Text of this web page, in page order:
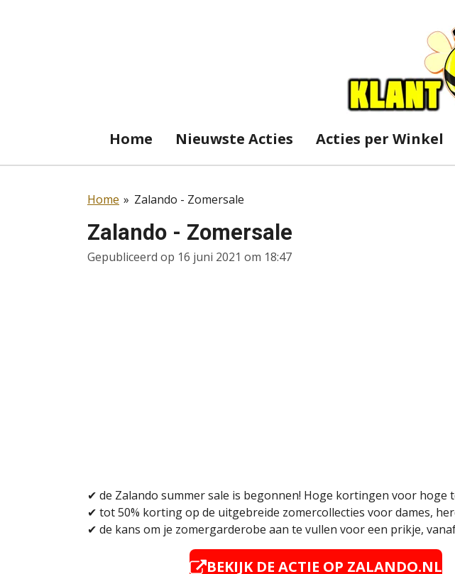
Home Nieuwste Acties Acties per Winkel
Home » Zalando - Zomersale
Zalando - Zomersale
Gepubliceerd op 16 juni 2021 om 18:47
✔ de Zalando summer sale is begonnen! Hoge kortingen voor hoge
✔ tot 50% korting op de uitgebreide zomercollecties voor dames,
✔ de kans om je zomergarderobe aan te vullen voor een prikje,
BEKIJK DE ACTIE OP ZALANDO.NL